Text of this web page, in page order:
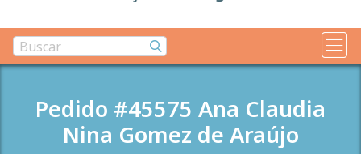
Pedido #45575 Ana Claudia
Nina Gomez de Araújo